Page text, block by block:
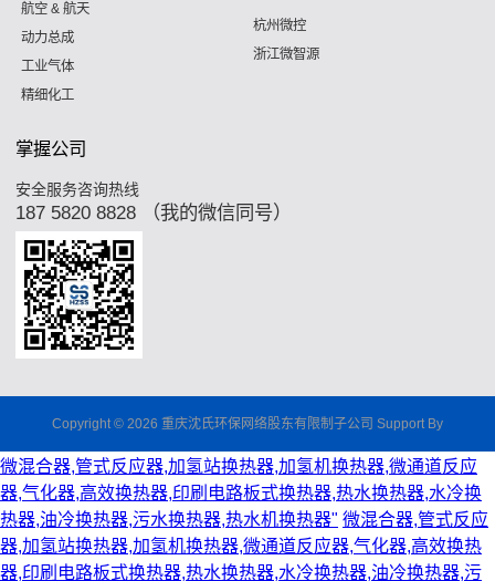
航空 & 航天
动力总成
工业气体
精细化工
杭州微控
浙江微智源
掌握公司
安全服务咨询热线
187 5820 8828 （我的微信同号）
Copyright © 2026 重庆沈氏环保网络股东有限制子公司 Support By
微混合器,管式反应器,加氢站换热器,加氢机换热器,微通道反应
器,气化器,高效换热器,印刷电路板式换热器,热水换热器,水冷换
热器,油冷换热器,污水换热器,热水机换热器" 微混合器,管式反应
器,加氢站换热器,加氢机换热器,微通道反应器,气化器,高效换热
器,印刷电路板式换热器,热水换热器,水冷换热器,油冷换热器,污